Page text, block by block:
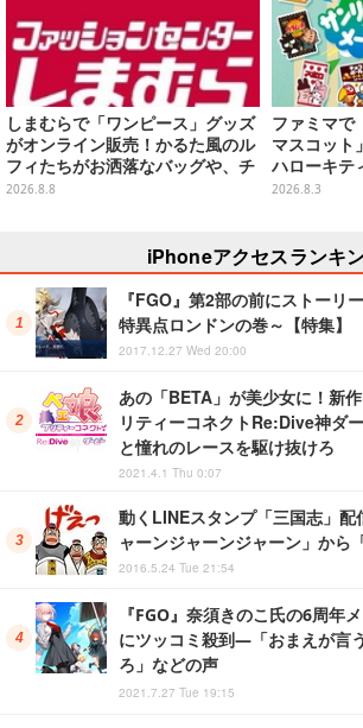
しまむらで「ワンピース」グッズ
がオンライン販売！かるた風のル
フィたちがお洒落なバッグや、チ
ョッパーが可愛いサンダルも
2026.8.8
ファミマで
マスコット
ハローキテ
ハンギョド
キャラが夢
2026.8.3
iPhoneアクセスランキ
『FGO』第2部の前にストーリ
特異点ロンドンの巻～【特集】
2017.12.27 Wed 20:00
あの「BETA」が美少女に！新
リティーコネクトRe:Dive神ダ
と憧れのレースを駆け抜けろ
2021.4.1 Thu 0:07
動くLINEスタンプ「三国志」
ャーンジャーンジャーン」から
2016.5.24 Tue 21:54
『FGO』奈須きのこ氏の6周年
にツッコミ殺到―「おまえが言
ろ」などの声
2021.7.27 Tue 19:15